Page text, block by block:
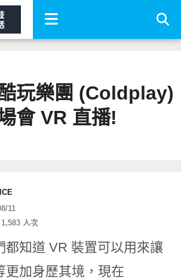
玩樂團 (Coldplay)
會 VR 直播!
11
人次
都知道 VR 裝置可以用來讓
更加身歷其境，現在